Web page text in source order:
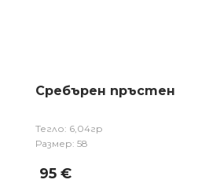
Сребърен пръстен
Тегло: 6,04гр
Размер: 58
95 €